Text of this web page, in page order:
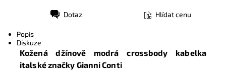
Dotaz Hlídat cenu
Popis
Diskuze
Kožená džínově modrá crossbody kabelka
italské značky Gianni Conti